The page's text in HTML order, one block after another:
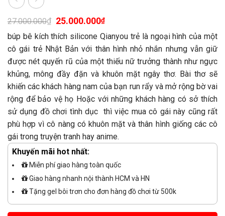
27.000.000₫ 25.000.000₫
búp bê kích thích silicone Qianyou trẻ là ngoại hình của một
cô gái trẻ Nhật Bản với thân hình nhỏ nhắn nhưng vẫn giữ
được nét quyến rũ của một thiếu nữ trưởng thành như ngực
khủng, mông đầy đặn và khuôn mặt ngây thơ. Bài thơ sẽ
khiến các khách hàng nam của bạn run rẩy và mở rộng bờ vai
rộng để bảo vệ họ Hoặc với những khách hàng có sở thích
sử dụng đồ chơi tình dục thì việc mua cô gái này cũng rất
phù hợp vì cô nàng có khuôn mặt và thân hình giống các cô
gái trong truyện tranh hay anime.
Khuyến mãi hot nhất:
Miễn phí giao hàng toàn quốc
Giao hàng nhanh nội thành HCM và HN
Tặng gel bôi trơn cho đơn hàng đồ chơi từ 500k